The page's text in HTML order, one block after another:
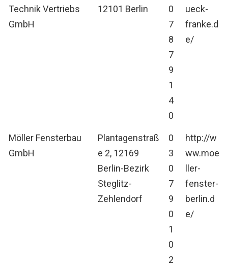
Technik Vertriebs
GmbH
12101 Berlin
0
7
8
7
9
1
4
0
ueck-
franke.d
e/
Möller Fensterbau
GmbH
Plantagenstraß
e 2, 12169
Berlin-Bezirk
Steglitz-
Zehlendorf
0
3
0
7
9
0
1
0
2
http://w
ww.moe
ller-
fenster-
berlin.d
e/